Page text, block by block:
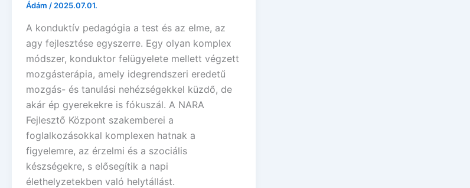
Ádám / 2025.07.01.
A konduktív pedagógia a test és az elme, az
agy fejlesztése egyszerre. Egy olyan komplex
módszer, konduktor felügyelete mellett végzett
mozgásterápia, amely idegrendszeri eredetű
mozgás- és tanulási nehézségekkel küzdő, de
akár ép gyerekekre is fókuszál. A NARA
Fejlesztő Központ szakemberei a
foglalkozásokkal komplexen hatnak a
figyelemre, az érzelmi és a szociális
készségekre, s elősegítik a napi
élethelyzetekben való helytállást.